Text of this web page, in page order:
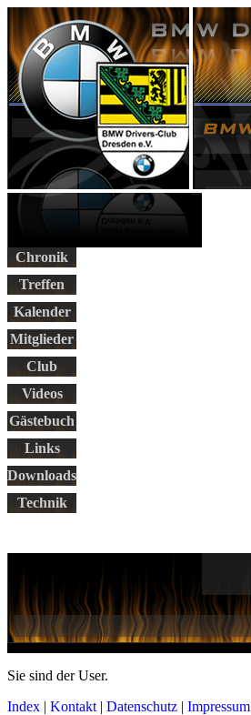
Chronik
Treffen
Kalender
Mitglieder
Club
Videos
Gästebuch
Links
Downloads
Technik
Sie sind derUser.
Index | Kontakt | Datenschutz | Impressum